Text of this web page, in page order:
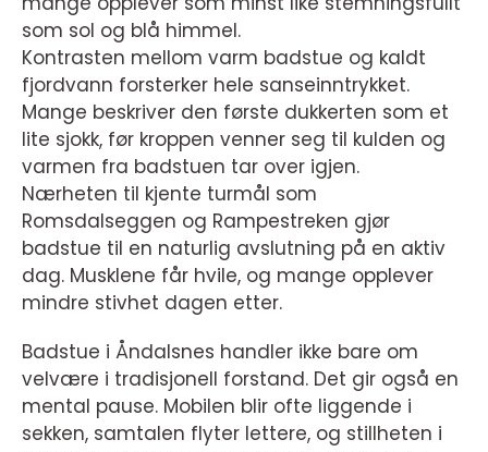
som sol og blå himmel.
Kontrasten mellom varm badstue og kaldt
fjordvann forsterker hele sanseinntrykket.
Mange beskriver den første dukkerten som et
lite sjokk, før kroppen venner seg til kulden og
varmen fra badstuen tar over igjen.
Nærheten til kjente turmål som
Romsdalseggen og Rampestreken gjør
badstue til en naturlig avslutning på en aktiv
dag. Musklene får hvile, og mange opplever
mindre stivhet dagen etter.
Badstue i Åndalsnes handler ikke bare om
velvære i tradisjonell forstand. Det gir også en
mental pause. Mobilen blir ofte liggende i
sekken, samtalen flyter lettere, og stillheten i